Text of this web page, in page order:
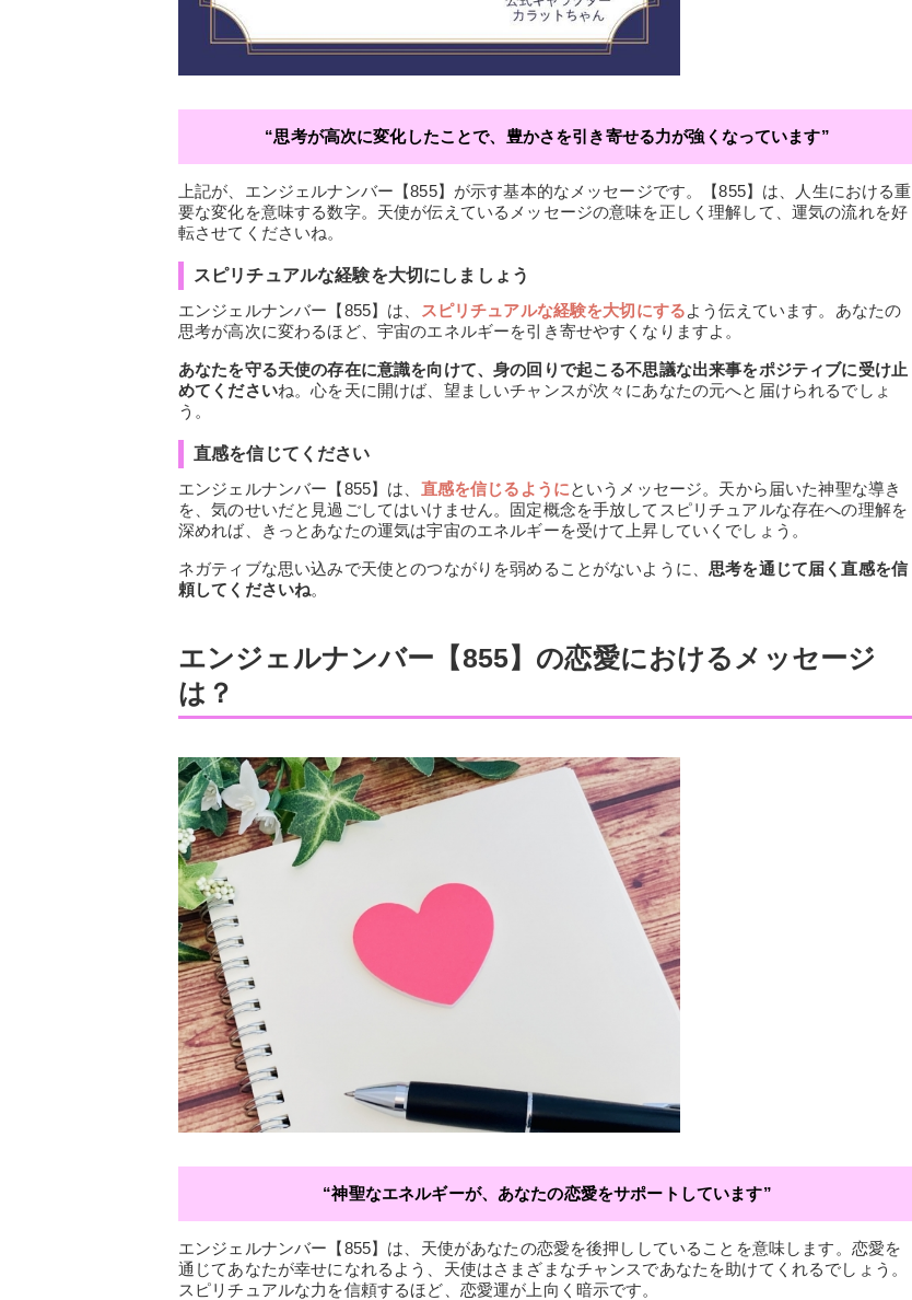
“思考が高次に変化したことで、豊かさを引き寄せる力が強くなっています”
上記が、エンジェルナンバー【855】が示す基本的なメッセージです。【855】は、人生における重
要な変化を意味する数字。天使が伝えているメッセージの意味を正しく理解して、運気の流れを好
転させてくださいね。
スピリチュアルな経験を大切にしましょう
エンジェルナンバー【855】は、
スピリチュアルな経験を大切にするよう伝えています。あなたの
思考が高次に変わるほど、宇宙のエネルギーを引き寄せやすくなりますよ。
あなたを守る天使の存在に意識を向けて、身の回りで起こる不思議な出来事をポジティブに受け止
めてくださいね。心を天に開けば、望ましいチャンスが次々にあなたの元へと届けられるでしょ
う。
直感を信じてください
エンジェルナンバー【855】は、 直感を信じるようにというメッセージ。天から届いた神聖な導き
を、気のせいだと見過ごしてはいけません。固定概念を手放してスピリチュアルな存在への理解を
深めれば、きっとあなたの運気は宇宙のエネルギーを受けて上昇していくでしょう。
ネガティブな思い込みで天使とのつながりを弱めることがないように、思考を通じて届く直感を信
頼してくださいね。
エンジェルナンバー【855】の恋愛におけるメッセージ
は？
“神聖なエネルギーが、あなたの恋愛をサポートしています”
エンジェルナンバー【855】は、天使があなたの恋愛を後押ししていることを意味します。恋愛を
通じてあなたが幸せになれるよう、天使はさまざまなチャンスであなたを助けてくれるでしょう。
スピリチュアルな力を信頼するほど、恋愛運が上向く暗示です。